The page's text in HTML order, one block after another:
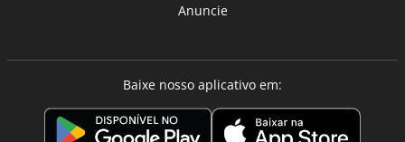
Anuncie
Baixe nosso aplicativo em: